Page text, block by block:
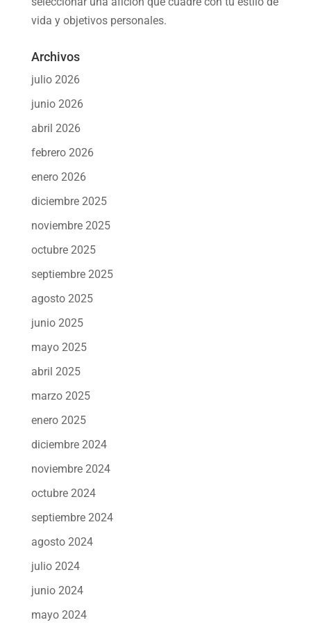
vida y objetivos personales.
Archivos
julio 2026
junio 2026
abril 2026
febrero 2026
enero 2026
diciembre 2025
noviembre 2025
octubre 2025
septiembre 2025
agosto 2025
junio 2025
mayo 2025
abril 2025
marzo 2025
enero 2025
diciembre 2024
noviembre 2024
octubre 2024
septiembre 2024
agosto 2024
julio 2024
junio 2024
mayo 2024